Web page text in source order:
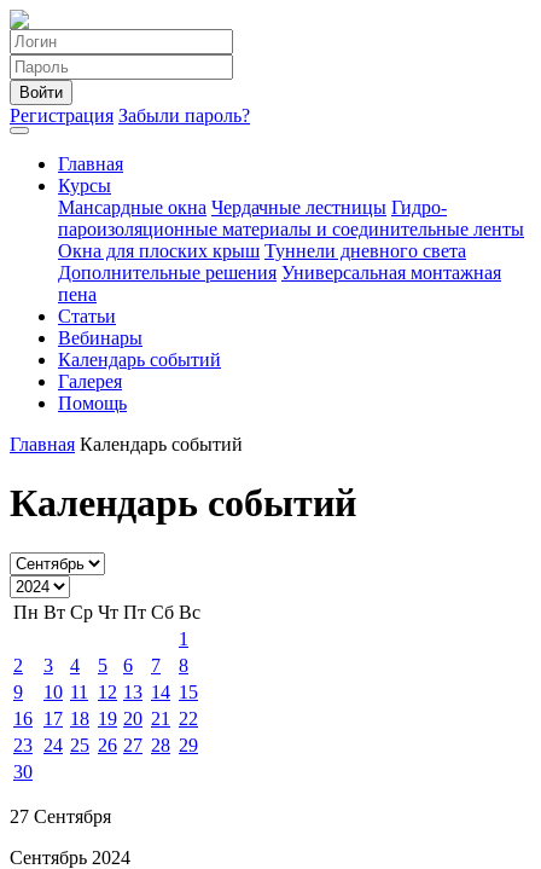
Войти
Регистрация Забыли пароль?
Главная
Курсы
Мансардные окна Чердачные лестницы Гидро-
пароизоляционные материалы и соединительные ленты
Окна для плоских крыш Туннели дневного света
Дополнительные решения Универсальная монтажная
пена
Статьи
Вебинары
Календарь событий
Галерея
Помощь
Главная Календарь событий
Календарь событий
Пн Вт Ср Чт Пт Сб Вс
1
2
3 4 5 6 7
8
9
10 11 12 13 14 15
16 17 18 19 20 21
22
23 24 25 26 27 28 29
30
27 Сентября
Сентябрь 2024